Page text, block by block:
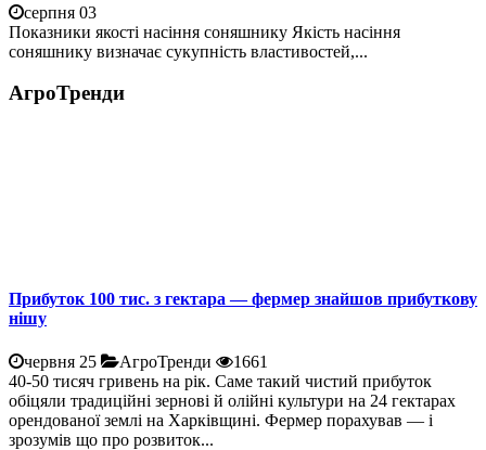
серпня 03
Показники якості насіння соняшнику Якість насіння
соняшнику визначає сукупність властивостей,...
АгроТренди
Прибуток 100 тис. з гектара — фермер знайшов прибуткову
нішу
червня 25 АгроТренди
1661
40-50 тисяч гривень на рік. Саме такий чистий прибуток
обіцяли традиційні зернові й олійні культури на 24 гектарах
орендованої землі на Харківщині. Фермер порахував — і
зрозумів що про розвиток...